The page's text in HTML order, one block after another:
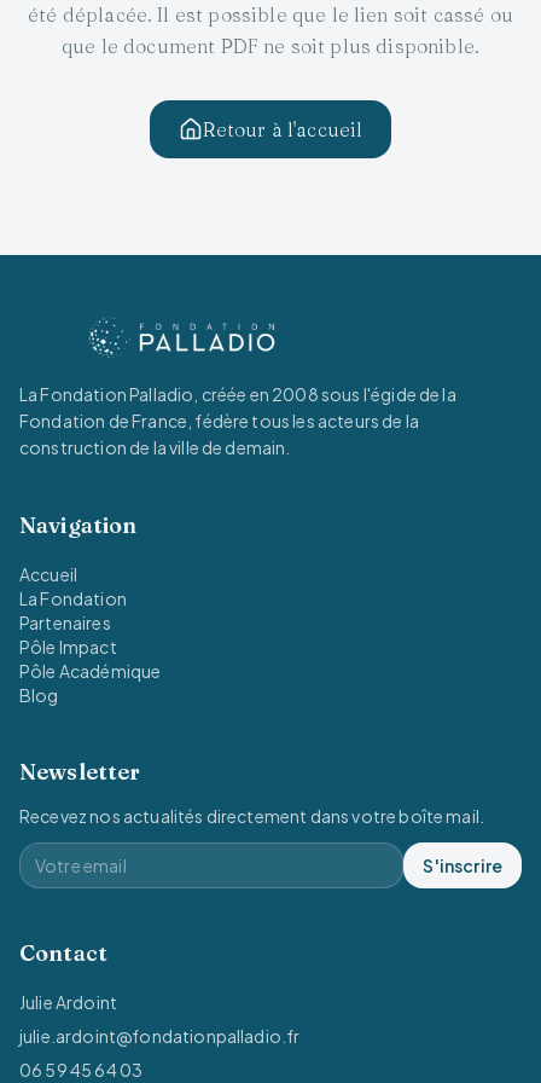
été déplacée. Il est possible que le lien soit cassé ou
que le document PDF ne soit plus disponible.
Retour à l'accueil
La Fondation Palladio, créée en 2008 sous l'égide de la
Fondation de France, fédère tous les acteurs de la
construction de la ville de demain.
Navigation
Accueil
La Fondation
Partenaires
Pôle Impact
Pôle Académique
Blog
Newsletter
Recevez nos actualités directement dans votre boîte mail.
S'inscrire
Contact
Julie Ardoint
julie.ardoint@fondationpalladio.fr
06 59 45 64 03